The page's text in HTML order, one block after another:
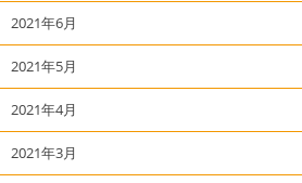
2021年6月
2021年5月
2021年4月
2021年3月